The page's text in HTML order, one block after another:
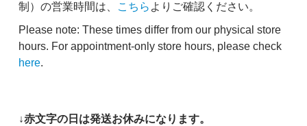
制）の営業時間は、
こちら よりご確認ください。
Please note: These times differ from our physical store
hours. For appointment-only store hours, please check
here.
↓赤文字の日は発送お休みになります。